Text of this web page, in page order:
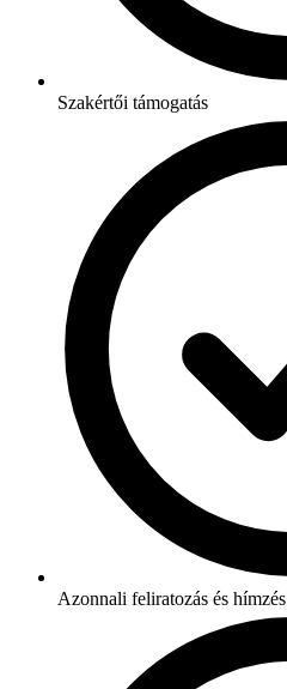
Szakértői támogatás
Azonnali feliratozás és hímzés